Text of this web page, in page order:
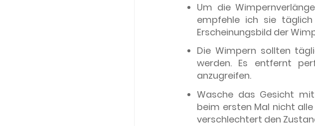
Um die
empfehle ich sie
Erscheinungsbild der
Die Wimpern sollten
werden. Es entfernt
anzugreifen.
Wasche das Gesicht
beim ersten Mal nicht
verschlechtert den